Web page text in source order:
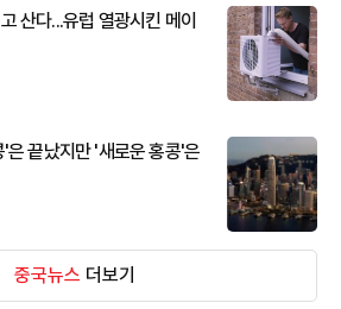
산다...유럽 열광시킨 메이
은 끝났지만 '새로운 홍콩'은
중국뉴스 더보기